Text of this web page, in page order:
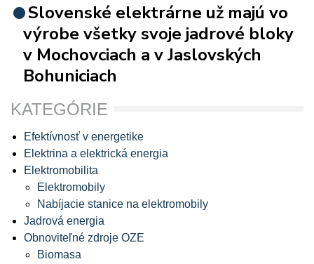
Slovenské elektrárne už majú vo
výrobe všetky svoje jadrové bloky
v Mochovciach a v Jaslovských
Bohuniciach
KATEGÓRIE
Efektívnosť v energetike
Elektrina a elektrická energia
Elektromobilita
Elektromobily
Nabíjacie stanice na elektromobily
Jadrová energia
Obnoviteľné zdroje OZE
Biomasa